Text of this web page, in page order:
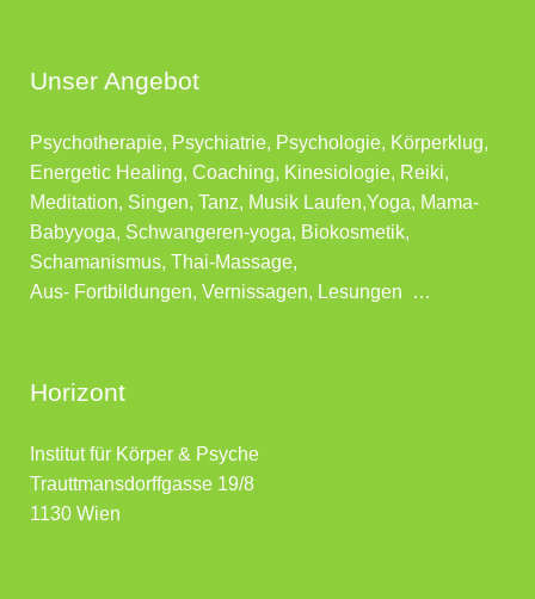
Unser Angebot
Psychotherapie, Psychiatrie, Psychologie, Körperklug,
Energetic Healing, Coaching, Kinesiologie, Reiki,
Meditation, Singen, Tanz, Musik Laufen,Yoga, Mama-
Babyyoga, Schwangeren-yoga, Biokosmetik,
Schamanismus, Thai-Massage,
Aus- Fortbildungen, Vernissagen, Lesungen …
Horizont
Institut für Körper & Psyche
Trauttmansdorffgasse 19/8
1130 Wien